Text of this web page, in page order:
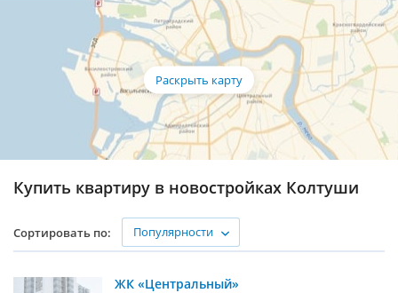
Купить квартиру в новостройках Колтуши
Сортировать по: Популярности
ЖК «Центральный»